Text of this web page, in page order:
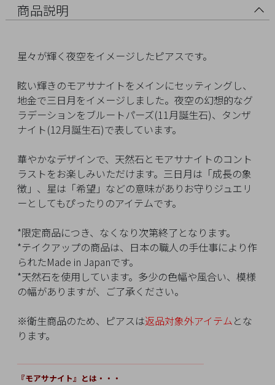
商品説明
星々が輝く夜空をイメージしたピアスです。
眩い輝きのモアサナイトをメインにセッティングし、
地金で三日月をイメージしました。夜空の幻想的なグ
ラデーションをブルートパーズ(11月誕生石)、タンザ
ナイト(12月誕生石)で表しています。
華やかなデザインで、天然石とモアサナイトのコント
ラストをお楽しみいただけます。三日月は「成長の象
徴」、星は「希望」などの意味がありお守りジュエリ
ーとしてもぴったりのアイテムです。
*限定商品につき、なくなり次第終了となります。
*テイクアップの商品は、日本の職人の手仕事により作
られたMade in Japanです。
*天然石を使用しています。多少の色幅や風合い、模様
の幅がありますが、ご了承ください。
※衛生商品のため、ピアスは返品対象外アイテムとな
ります。
『モアサナイト』とは・・・
マ
ペ
ー
ジ
お
気
に
入
ア
イ
テ
ム
最
近
ェ